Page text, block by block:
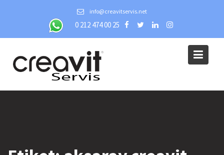
info@creavitservis.net
0 212 474 00 25